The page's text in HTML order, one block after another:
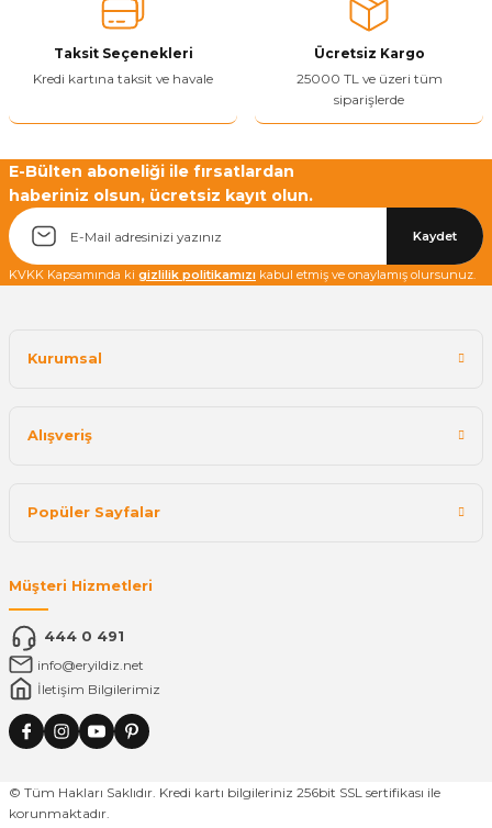
Taksit Seçenekleri
Kredi kartına taksit ve havale
Ücretsiz Kargo
25000 TL ve üzeri tüm
siparişlerde
E-Bülten aboneliği ile fırsatlardan
haberiniz olsun, ücretsiz kayıt olun.
Kaydet
KVKK Kapsamında ki gizlilik politikamızı kabul etmiş ve onaylamış olursunuz.
Kurumsal
Alışveriş
Popüler Sayfalar
Müşteri Hizmetleri
444 0 491
info@eryildiz.net
İletişim Bilgilerimiz
© Tüm Hakları Saklıdır. Kredi kartı bilgileriniz 256bit SSL sertifikası ile
korunmaktadır.